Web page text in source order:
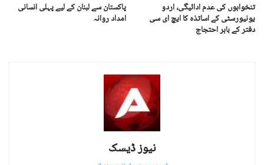
پاکستان سے لبنان کے لیے پہلی انسانی
امداد روانہ
تنخواہوں کی عدم ادائیگی، اردو
یونیورسٹی کے اساتذہ کا ایچ ای سی
دفتر کے باہر احتجاج
نیوز ڈیسک